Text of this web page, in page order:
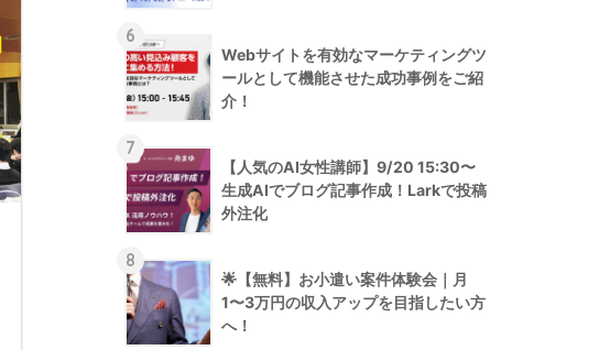
6
Webサイトを有効なマーケティングツ
ールとして機能させた成功事例をご紹
介！
7
【人気のAI女性講師】9/20 15:30〜
生成AIでブログ記事作成！Larkで投稿
外注化
8
🌟【無料】お小遣い案件体験会｜月
1〜3万円の収入アップを目指したい方
へ！